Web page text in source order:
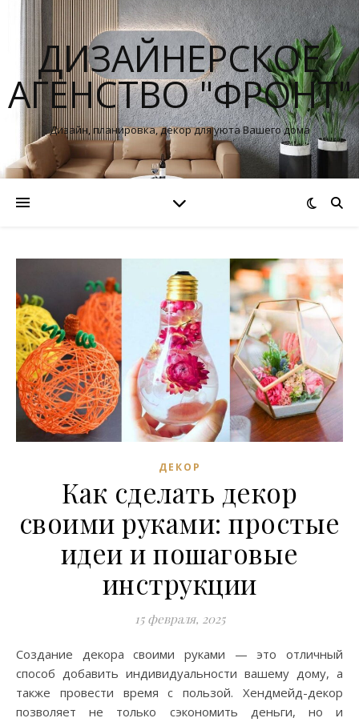
ДИЗАЙНЕРСКОЕ
АГЕНСТВО "ФРОНТ"
Дизайн, планировка, декор для уюта Вашего дома
ДЕКОР
Как сделать декор
своими руками: простые
идеи и пошаговые
инструкции
15 февраля, 2025
Создание декора своими руками — это отличный
способ добавить индивидуальности вашему дому, а
также провести время с пользой. Хендмейд-декор
позволяет не только сэкономить деньги, но и